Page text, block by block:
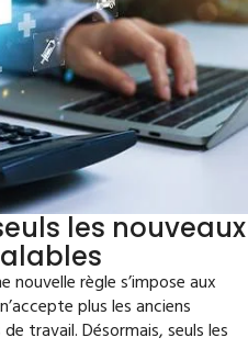
les nouveaux
nouvelle règle s’impose aux
plus les anciens
travail. Désormais, seuls les